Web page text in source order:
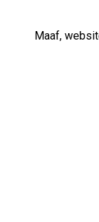
Maaf,